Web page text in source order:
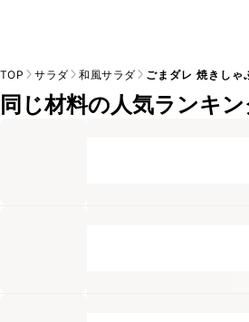
TOP サラダ 和風サラダ ごまダレ 焼きしゃ
同じ材料の人気ランキ